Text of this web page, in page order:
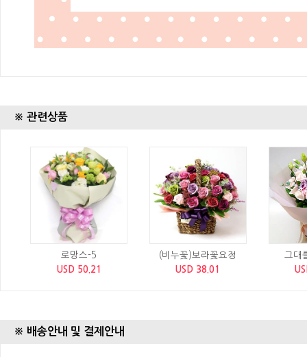
※ 관련상품
로망스-5
USD 50.21
(비누꽃)보라꽃요정
USD 38.01
그대
※ 배송안내 및 결제안내